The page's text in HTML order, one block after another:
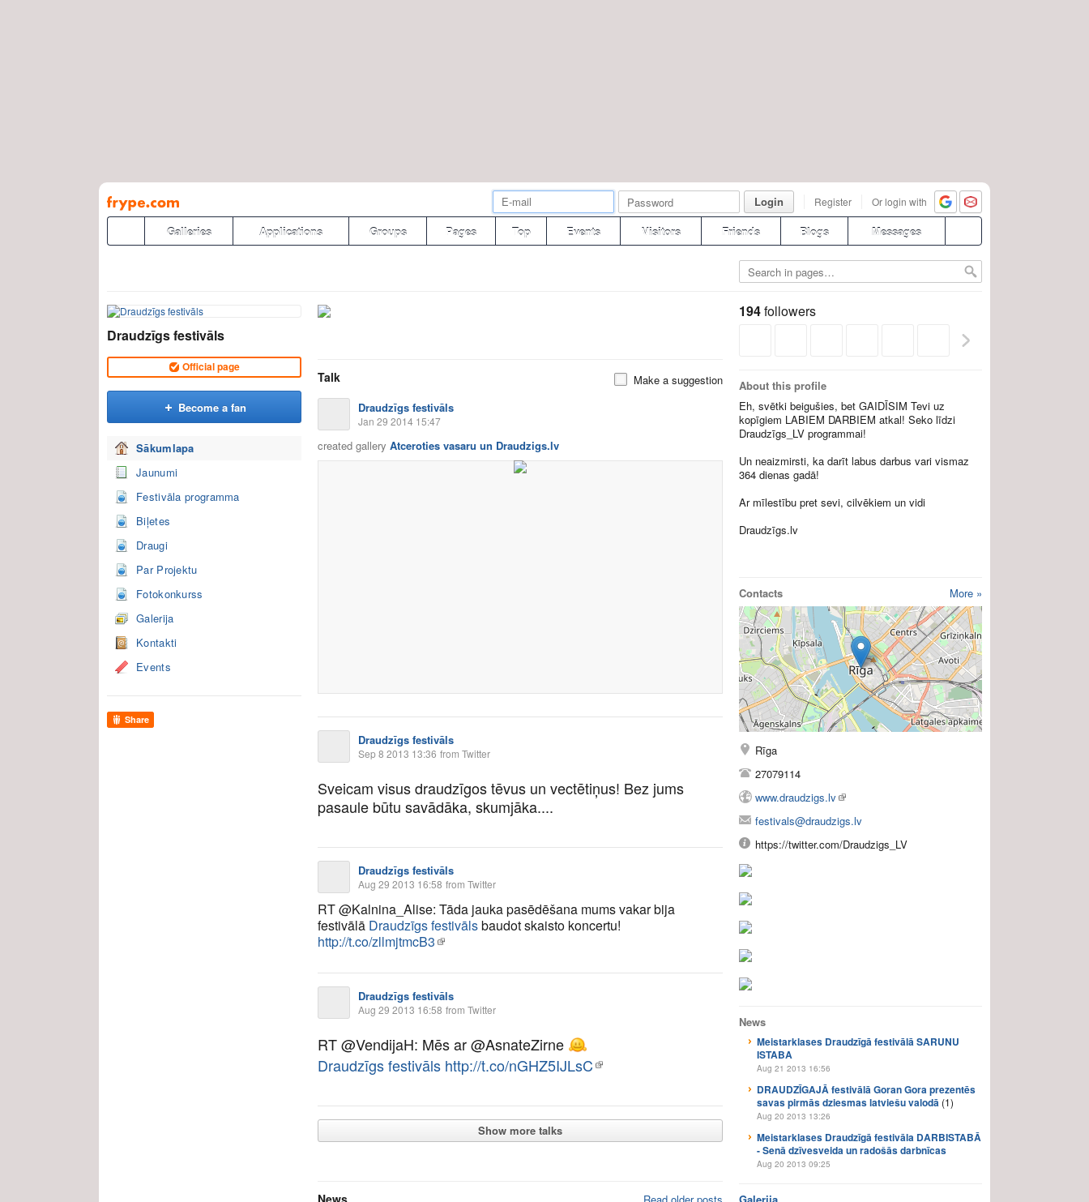
Pāriet
uz
saturu
Login Register Or login with
Galleries Applications Groups Pages Top Events Visitors Friends Blogs Messages
Draudzīgs festivāls
Official page
Become a fan
Sākumlapa
Jaunumi
Festivāla programma
Biļetes
Draugi
Par Projektu
Fotokonkurss
Galerija
Kontakti
Events
Share
Talk
Make a suggestion
Draudzīgs festivāls
Jan 29 2014 15:47
created gallery Atceroties vasaru un Draudzigs.lv
Draudzīgs festivāls
Sep 8 2013 13:36 from Twitter
Sveicam visus draudzīgos tēvus un vectētiņus! Bez jums
pasaule būtu savādāka, skumjāka....
Draudzīgs festivāls
Aug 29 2013 16:58 from Twitter
RT @Kalnina_Alise: Tāda jauka pasēdēšana mums vakar bija
festivālā Draudzīgs festivālsbaudot skaisto koncertu!
http://t.co/zllmjtmcB3
Draudzīgs festivāls
Aug 29 2013 16:58 from Twitter
RT @VendijaH: Mēs ar @AsnateZirne
Draudzīgs festivāls http://t.co/nGHZ5IJLsC
Show more talks
News Read older posts
194followers
About this profile
Eh, svētki beigušies, bet GAIDĪSIM Tevi uz
kopīgiem LABIEM DARBIEM atkal! Seko līdzi
Draudzīgs_LV programmai!
Un neaizmirsti, ka darīt labus darbus vari vismaz
364 dienas gadā!
Ar mīlestību pret sevi, cilvēkiem un vidi
Draudzīgs.lv
Contacts More »
Rīga
27079114
www.draudzigs.lv
festivals@draudzigs.lv
https://twitter.com/Draudzigs_LV
News
Meistarklases Draudzīgā festivālā SARUNU
ISTABA
Aug 21 2013 16:56
DRAUDZĪGAJĀ festivālā Goran Gora prezentēs
savas pirmās dziesmas latviešu valodā (1)
Aug 20 2013 13:26
Meistarklases Draudzīgā festivāla DARBISTABĀ
- Senā dzīvesveida un radošās darbnīcas
Aug 20 2013 09:25